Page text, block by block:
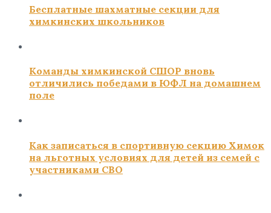
Бесплатные шахматные секции для
химкинских школьников
Команды химкинской СШОР вновь
отличились победами в ЮФЛ на домашнем
поле
Как записаться в спортивную секцию Химок
на льготных условиях для детей из семей с
участниками СВО